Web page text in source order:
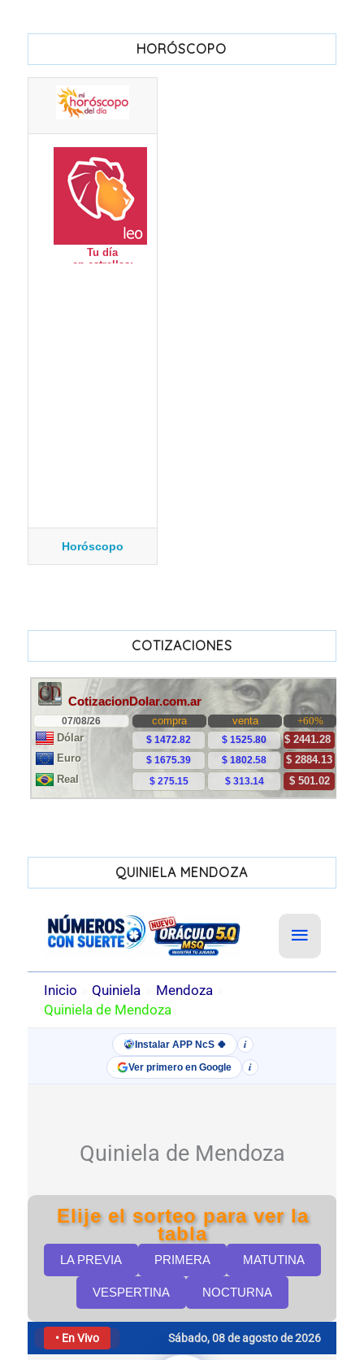
HORÓSCOPO
Horóscopo
COTIZACIONES
QUINIELA MENDOZA